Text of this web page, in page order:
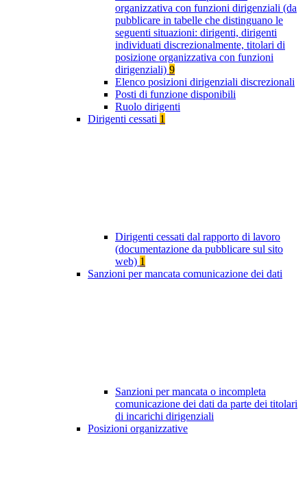
organizzativa con funzioni dirigenziali (da
pubblicare in tabelle che distinguano le
seguenti situazioni: dirigenti, dirigenti
individuati discrezionalmente, titolari di
posizione organizzativa con funzioni
dirigenziali) 9
Elenco posizioni dirigenziali discrezionali
Posti di funzione disponibili
Ruolo dirigenti
Dirigenti cessati 1
Dirigenti cessati dal rapporto di lavoro
(documentazione da pubblicare sul sito
web) 1
Sanzioni per mancata comunicazione dei dati
Sanzioni per mancata o incompleta
comunicazione dei dati da parte dei titolari
di incarichi dirigenziali
Posizioni organizzative